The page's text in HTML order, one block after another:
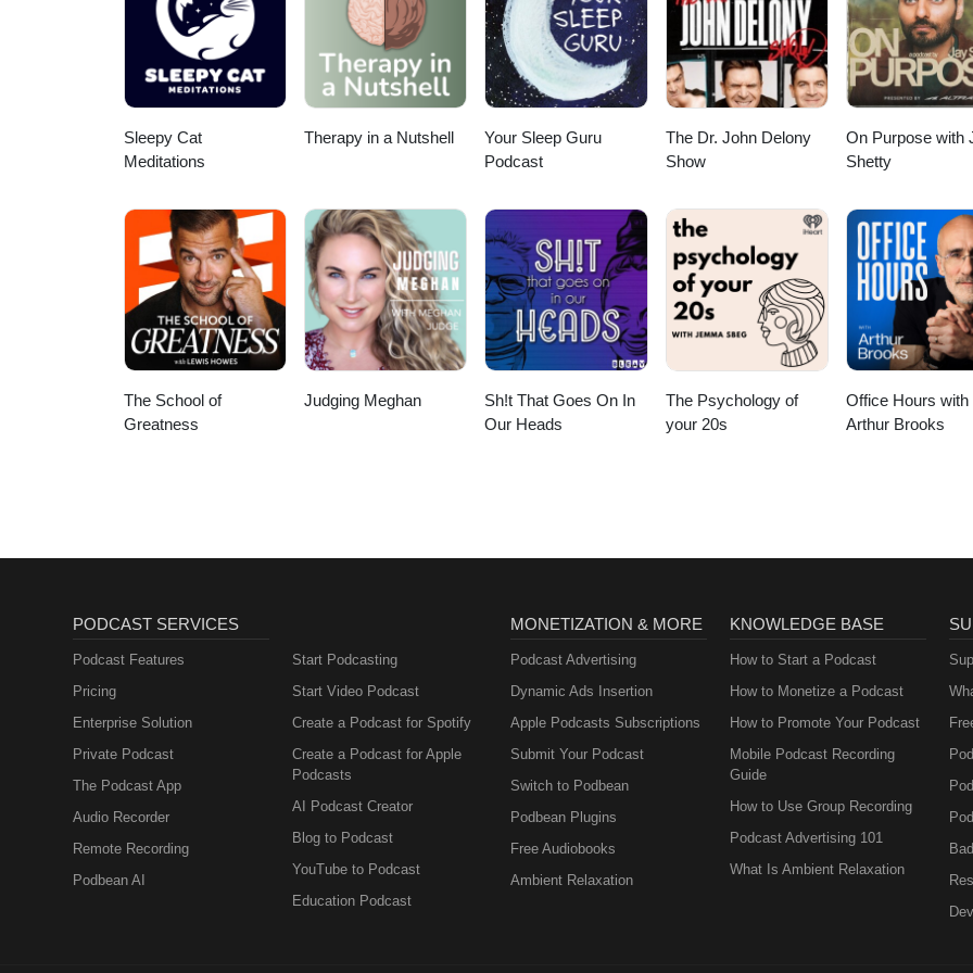
Sleepy Cat
Meditations
Therapy in a Nutshell
Your Sleep Guru
Podcast
The Dr. John Delony
Show
On Purpose with
Shetty
The School of
Greatness
Judging Meghan
Sh!t That Goes On In
Our Heads
The Psychology of
your 20s
Office Hours with
Arthur Brooks
PODCAST SERVICES
Podcast Features
Pricing
Enterprise Solution
Private Podcast
The Podcast App
Audio Recorder
Remote Recording
Podbean AI
Start Podcasting
Start Video Podcast
Create a Podcast for Spotify
Create a Podcast for Apple
Podcasts
AI Podcast Creator
Blog to Podcast
YouTube to Podcast
Education Podcast
MONETIZATION & MORE
Podcast Advertising
Dynamic Ads Insertion
Apple Podcasts Subscriptions
Submit Your Podcast
Switch to Podbean
Podbean Plugins
Free Audiobooks
Ambient Relaxation
KNOWLEDGE BASE
How to Start a Podcast
How to Monetize a Podcast
How to Promote Your Podcast
Mobile Podcast Recording
Guide
How to Use Group Recording
Podcast Advertising 101
What Is Ambient Relaxation